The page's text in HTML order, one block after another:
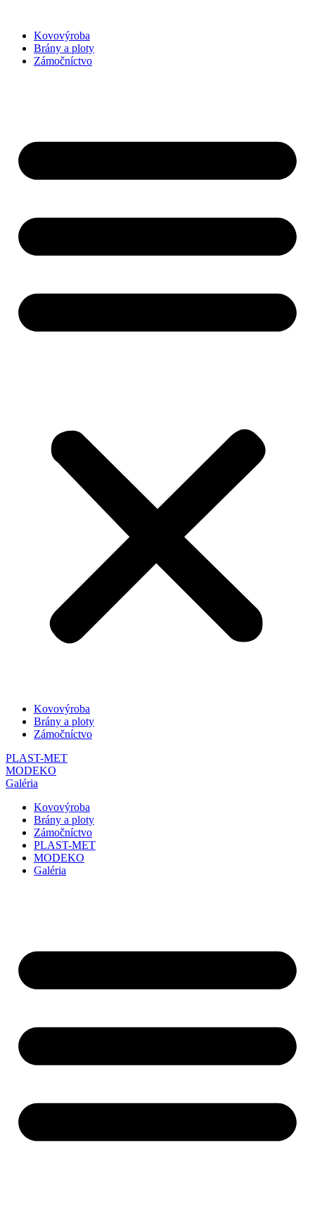
obsah
Kovovýroba
Brány a ploty
Zámočníctvo
Kovovýroba
Brány a ploty
Zámočníctvo
PLAST-MET
MODEKO
Galéria
Kovovýroba
Brány a ploty
Zámočníctvo
PLAST-MET
MODEKO
Galéria